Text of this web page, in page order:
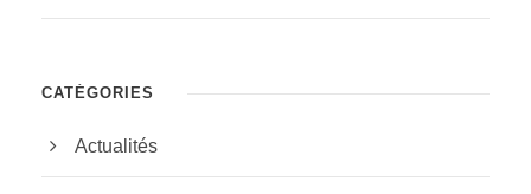
CATÉGORIES
Actualités